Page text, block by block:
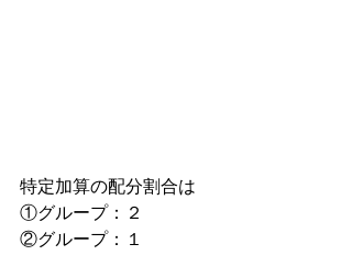
特定加算の配分割合は
①グループ：２
②グループ：１